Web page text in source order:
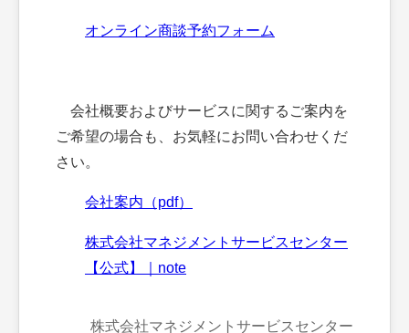
オンライン商談予約フォーム
会社概要およびサービスに関するご案内を
ご希望の場合も、お気軽にお問い合わせくだ
さい。
会社案内（pdf）
株式会社マネジメントサービスセンター
【公式】｜note
株式会社マネジメントサービスセンター